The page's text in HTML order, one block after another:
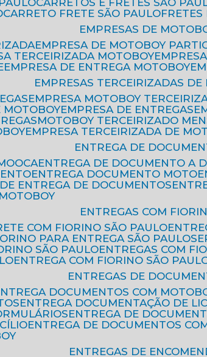
CARRETOS E FRETES SÃO
CARRETO FRETE SÃO PAULO
EMPRESAS DE
EMPRESA DE MOTOBOY
TERCEIRIZADA MOTOBOY
EMPRESA DE ENTREGA MOTOBOY
EMPRESAS TERCEIRIZADAS
EMPRESA MOTOBOY
MOTOBOY
EMPRESA DE ENTREGAS
MOTOBOY TERCEIRIZADO
EMPRESA TERCEIRIZADA DE
ENTREGA DE
ENTREGA DE DOCUMENTO A
ENTREGA DOCUMENTO MOTO
DE ENTREGA DE DOCUMENTOS
ENTREGAS COM
COM FIORINO SÃO PAULO
PARA ENTREGA SÃO PAULO
SÃO PAULO
ENTREGAS COM
ENTREGA COM FIORINO SÃO
ENTREGAS DE
ENTREGA DOCUMENTOS COM
ENTREGA DOCUMENTAÇÃO DE
ENTREGA DE
ENTREGA DE DOCUMENTOS
ENTREGAS DE